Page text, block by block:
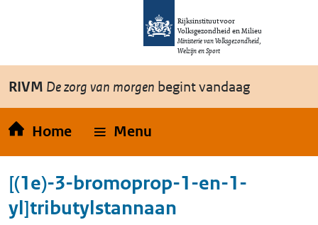
Overslaan en naar de inhoud gaan
Rijksinstituut voor
Volksgezondheid en Milieu
Ministerie van Volksgezondheid,
Welzijn en Sport
RIVM De zorg van morgen begint vandaag
Home Menu
[(1e)-3-bromoprop-1-en-1-
yl]tributylstannaan